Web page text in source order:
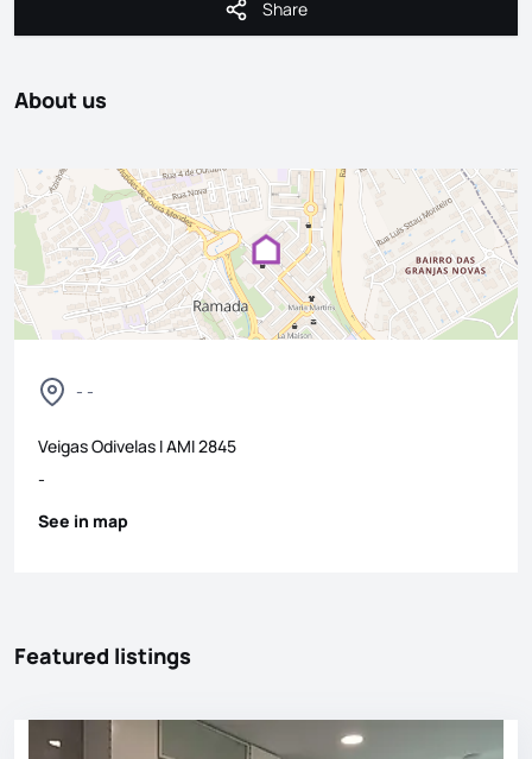
Share
Share
About us
- -
Veigas Odivelas IAMI2845
-
See in map
Featured listings